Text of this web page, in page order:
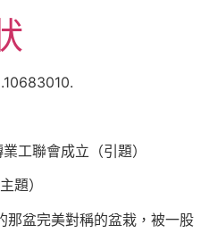
工聯會成立（引題）
題）
那盆完美對稱的盆栽，被一股